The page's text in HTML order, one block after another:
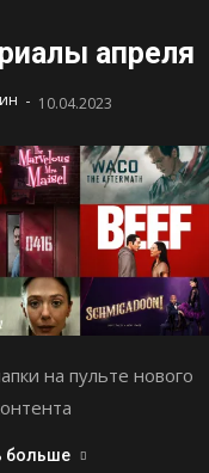
апреля
- 10.04.2023
на пульте нового
больше